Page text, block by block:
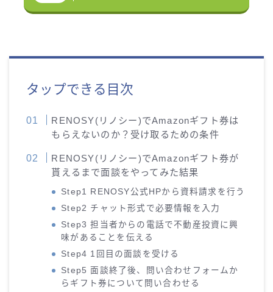
タップできる目次
RENOSY(リノシー)でAmazonギフト券は
もらえないのか？受け取るための条件
RENOSY(リノシー)でAmazonギフト券が
貰えるまで面談をやってみた結果
Step1 RENOSY公式HPから資料請求を行う
Step2 チャット形式で必要情報を入力
Step3 担当者からの電話で不動産投資に興
味があることを伝える
Step4 1回目の面談を受ける
Step5 面談終了後、問い合わせフォームか
らギフト券について問い合わせる